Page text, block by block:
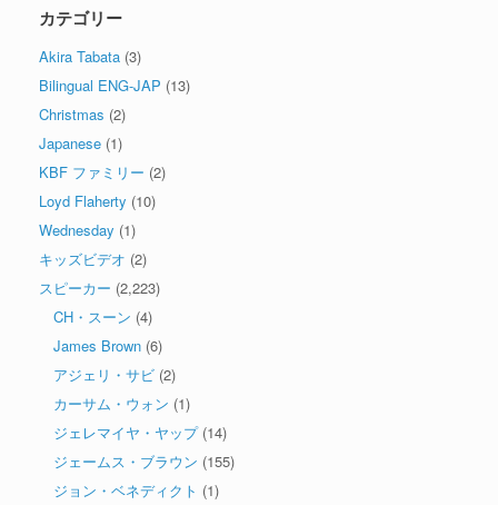
カテゴリー
Akira Tabata (3)
Bilingual ENG-JAP (13)
Christmas (2)
Japanese (1)
KBF ファミリー (2)
Loyd Flaherty (10)
Wednesday (1)
キッズビデオ (2)
スピーカー (2,223)
CH・スーン (4)
James Brown (6)
アジェリ・サビ (2)
カーサム・ウォン (1)
ジェレマイヤ・ヤップ(14)
ジェームス・ブラウン (155)
ジョン・ベネディクト (1)